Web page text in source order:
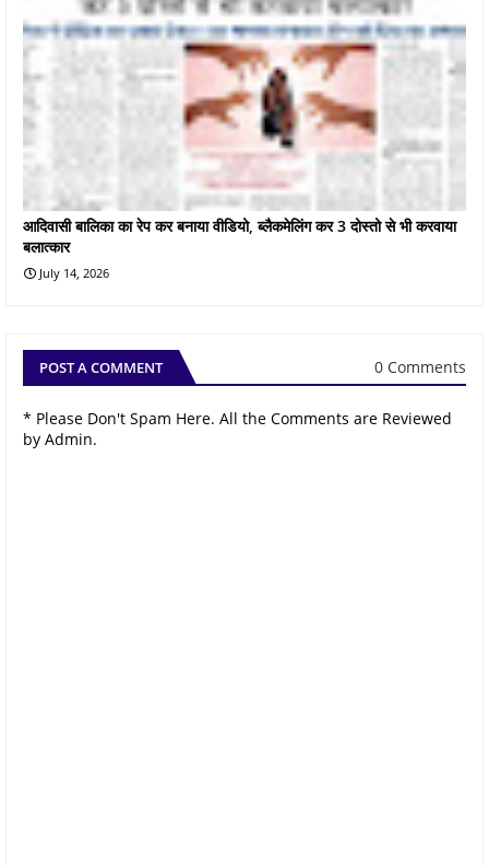
आदिवासी बालिका का रेप कर बनाया वीडियो, ब्लैकमेलिंग कर 3 दोस्तो से भी करवाया
बलात्कार
July 14, 2026
POST A COMMENT 0 Comments
* Please Don't Spam Here. All the Comments are Reviewed
by Admin.